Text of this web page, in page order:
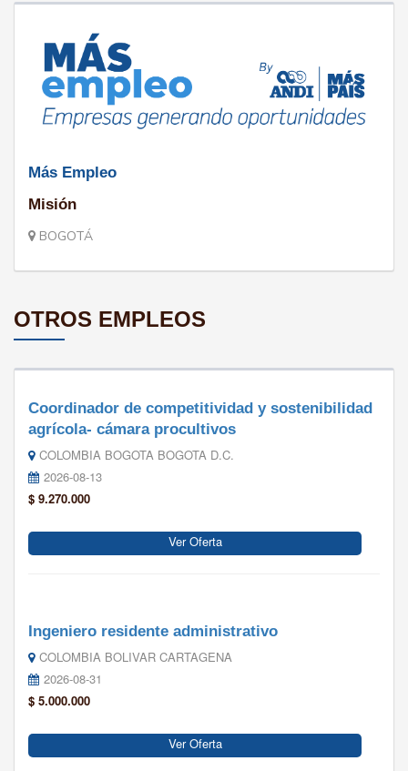
Más Empleo
Misión
BOGOTÁ
OTROS EMPLEOS
Coordinador de competitividad y sostenibilidad
agrícola- cámara procultivos
COLOMBIA BOGOTA BOGOTA D.C.
2026-08-13
$ 9.270.000
Ver Oferta
Ingeniero residente administrativo
COLOMBIA BOLIVAR CARTAGENA
2026-08-31
$ 5.000.000
Ver Oferta